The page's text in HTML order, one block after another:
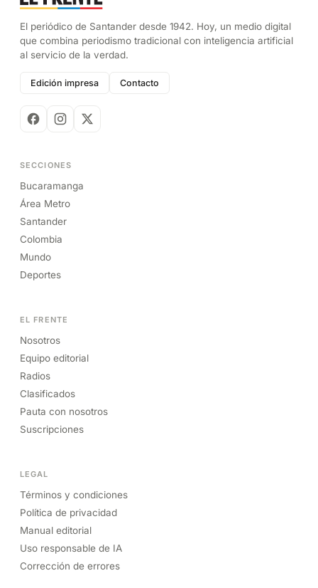
El periódico de Santander desde 1942. Hoy, un medio digital
que combina periodismo tradicional con inteligencia artificial
al servicio de la verdad.
Edición impresa Contacto
SECCIONES
Bucaramanga
Área Metro
Santander
Colombia
Mundo
Deportes
EL FRENTE
Nosotros
Equipo editorial
Radios
Clasificados
Pauta con nosotros
Suscripciones
LEGAL
Términos y condiciones
Política de privacidad
Manual editorial
Uso responsable de IA
Corrección de errores